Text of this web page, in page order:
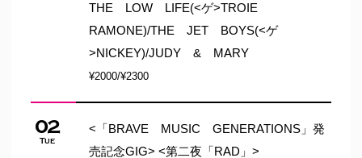
THE LOW LIFE(<ゲ>TROIE
RAMONE)/THE JET BOYS(<ゲ
>NICKEY)/JUDY & MARY
¥2000/¥2300
02
Tue
<「BRAVE MUSIC GENERATIONS」発
売記念GIG> <第二夜「RAD」>